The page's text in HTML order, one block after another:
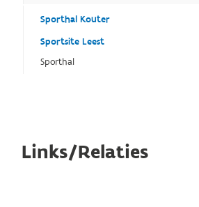
Sporthal Kouter
Sportsite Leest
Sporthal
Links/Relaties